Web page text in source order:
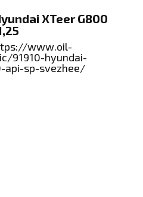
XTeer G800
www.oil-
91910-hyundai-
sp-svezhee/